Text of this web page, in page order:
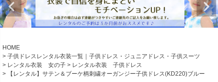
カテゴリ詳細→ サイズで選ぶ→
Rentalレンタル
性別・サイズで絞り込む→
Startはじめに
01
02 サイズの選び方
測り方と目安
HOME
子供ドレスレンタル衣装一覧｜子供ドレス・ジュニアドレス・子供スーツ
レンタル衣装 女の子
レンタル衣装 子供ドレス
【レンタル】サテン＆ブーケ柄刺繍オーガンジー子供ドレス(KD220)ブルー